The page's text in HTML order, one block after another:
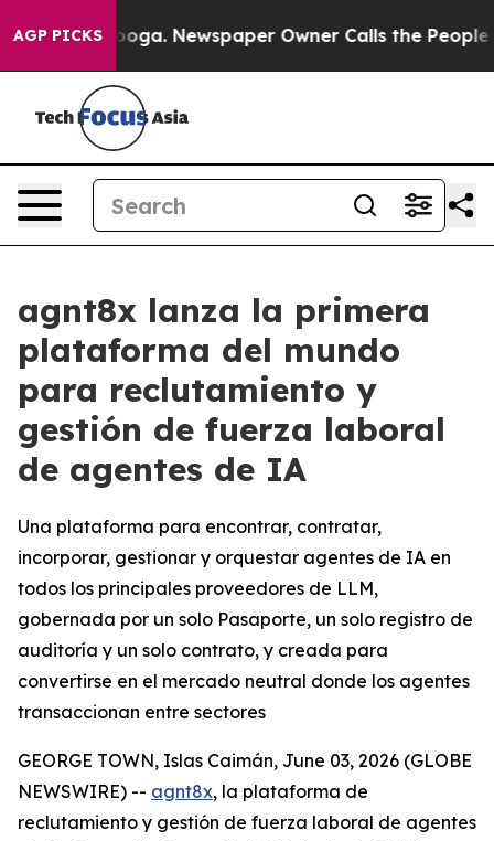
AGP PICKS Newspaper Owner Calls the People
agnt8x lanza la primera
plataforma del mundo
para reclutamiento y
gestión de fuerza laboral
de agentes de IA
Una plataforma para encontrar, contratar,
incorporar, gestionar y orquestar agentes de IA en
todos los principales proveedores de LLM,
gobernada por un solo Pasaporte, un solo registro de
auditoría y un solo contrato, y creada para
convertirse en el mercado neutral donde los agentes
transaccionan entre sectores
GEORGE TOWN, Islas Caimán, June 03, 2026 (GLOBE
NEWSWIRE) -- agnt8x, la plataforma de
reclutamiento y gestión de fuerza laboral de agentes